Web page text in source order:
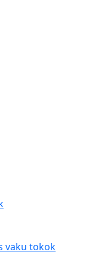
vaku tokok